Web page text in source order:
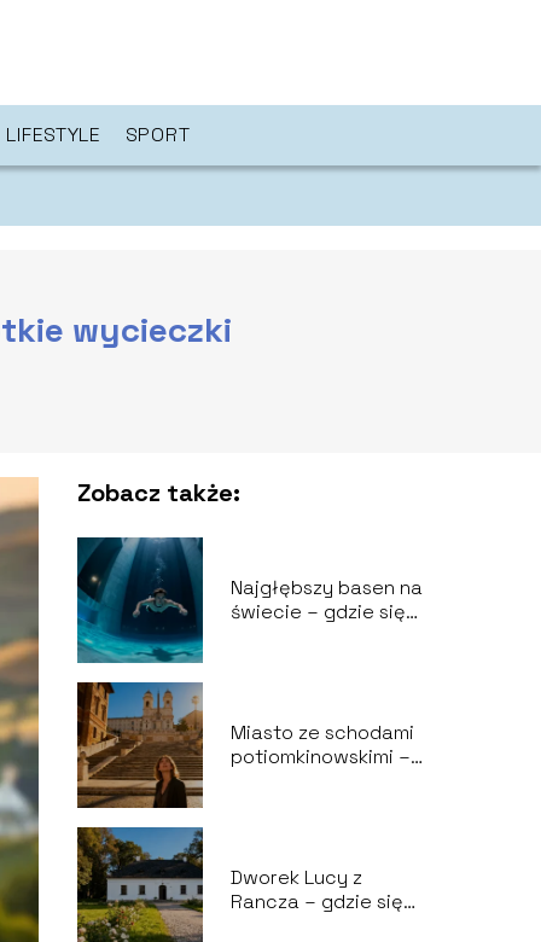
LIFESTYLE SPORT
wycieczki
Zobacz także:
Najgłębszy basen na
świecie – gdzie się
Miasto ze schodami
potiomkinowskimi –
Dworek Lucy z
Rancza – gdzie się